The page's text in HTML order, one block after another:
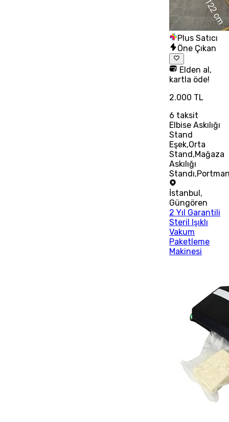
Plus Satıcı
Öne Çıkan
Elden al,
kartla öde!
2.000 TL
6 taksit
Elbise Askılığı
Stand
Eşek,Orta
Stand,Mağaza
Askılığı
İstanbul ,
Güngören
2 Yıl Garantili
Steril Işıklı
Vakum
Paketleme
Makinesi